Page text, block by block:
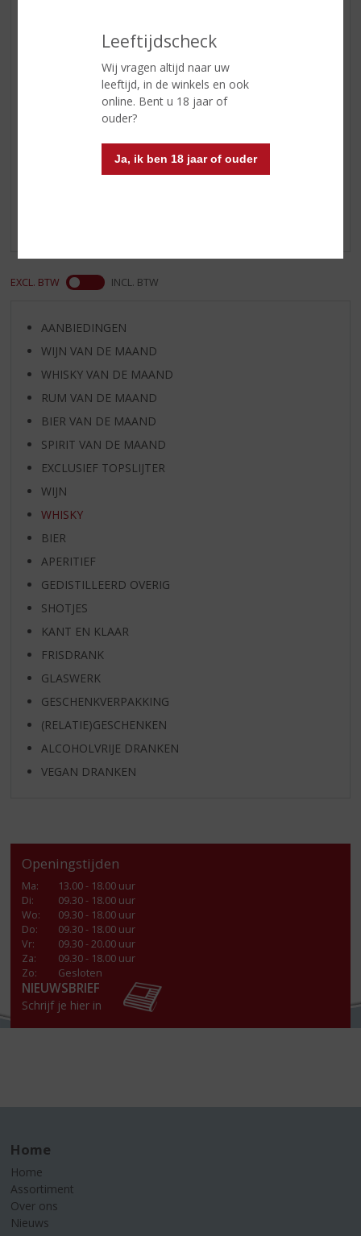
Leeftijdscheck
Wij vragen altijd naar uw
leeftijd, in de winkels en ook
online. Bent u 18 jaar of
ouder?
Ja, ik ben 18 jaar of ouder
warme smaken van zoete
broodjes, cacaopoeder en met
siroop overgoten cake die
vervagen tot een verwarmende
eik en tabak wat blijft hangen
Reviews
EXCL. BTW INCL. BTW
AANBIEDINGEN
WIJN VAN DE MAAND
WHISKY VAN DE MAAND
RUM VAN DE MAAND
BIER VAN DE MAAND
SPIRIT VAN DE MAAND
EXCLUSIEF TOPSLIJTER
WIJN
WHISKY
BIER
APERITIEF
GEDISTILLEERD OVERIG
SHOTJES
KANT EN KLAAR
FRISDRANK
GLASWERK
GESCHENKVERPAKKING
(RELATIE)GESCHENKEN
ALCOHOLVRIJE DRANKEN
VEGAN DRANKEN
Openingstijden
Ma:
13.00 - 18.00 uur
Di:
09.30 - 18.00 uur
Wo:
09.30 - 18.00 uur
Do:
09.30 - 18.00 uur
Vr:
09.30 - 20.00 uur
Za:
09.30 - 18.00 uur
Zo:
Gesloten
NIEUWSBRIEF
Schrijf je hier in
Home
Home
Assortiment
Over ons
Nieuws